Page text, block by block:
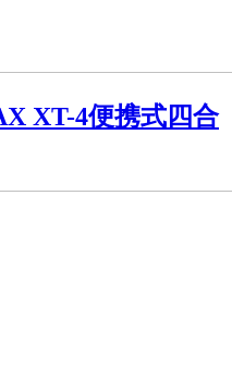
XT-4便携式四合